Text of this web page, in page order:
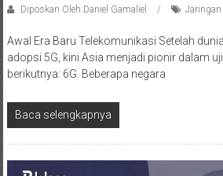
Diposkan Oleh:Daniel Gamaliel Jaringan
Awal Era Baru Telekomunikasi Setelah
adopsi 5G, kini Asia menjadi pionir dalam
berikutnya: 6G. Beberapa negara
Baca selengkapnya